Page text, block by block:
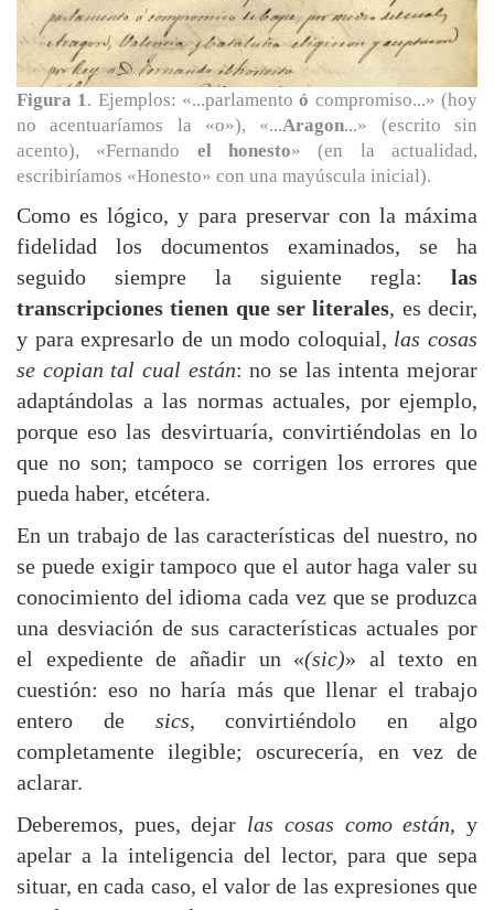
Figura 1. Ejemplos: «...parlamentoó compromiso...» (hoy
no acentuaríamos la «o»), «...Aragon...» (escrito sin
acento), «Fernando el honesto» (en la actualidad,
escribiríamos «Honesto» con una mayúscula inicial).
Como es lógico, y para preservar con la máxima
fidelidad los documentos examinados, se ha
seguido siempre la siguiente regla: las
transcripciones tienen que ser literales, es decir,
y para expresarlo de un modo coloquial, las cosas
se copian tal cual están: no se las intenta mejorar
adaptándolas a las normas actuales, por ejemplo,
porque eso las desvirtuaría, convirtiéndolas en lo
que no son; tampoco se corrigen los errores que
pueda haber, etcétera.
En un trabajo de las características del nuestro, no
se puede exigir tampoco que el autor haga valer su
conocimiento del idioma cada vez que se produzca
una desviación de sus características actuales por
el expediente de añadir un «(sic)» al texto en
cuestión: eso no haría más que llenar el trabajo
entero de sics, convirtiéndolo en algo
completamente ilegible; oscurecería, en vez de
aclarar.
Deberemos, pues, dejar las cosas como están, y
apelar a la inteligencia del lector, para que sepa
situar, en cada caso, el valor de las expresiones que